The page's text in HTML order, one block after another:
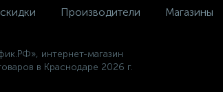
Производители Магазины
интернет-магазин
в Краснодаре 2026 г.